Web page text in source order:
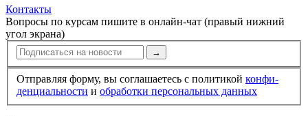
Контакты
Вопросы по курсам пишите в онлайн-чат (правый нижний
угол экрана)
→
Отправляя форму, вы соглашаетесь с политикой конфи­
ден­циальности и обработки персональных данных